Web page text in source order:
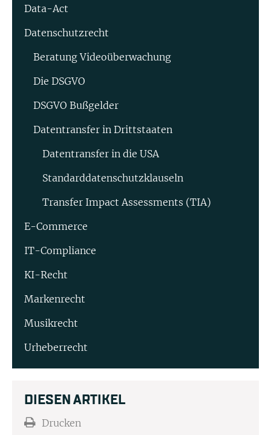
Data-Act
Datenschutzrecht
Beratung Video­überwachung
Die DSGVO
DSGVO Bußgelder
Datentransfer in Drittstaaten
Datentransfer in die USA
Standard­datenschutz­klauseln
Transfer Impact Assessments (TIA)
E-Commerce
IT-Compliance
KI-Recht
Markenrecht
Musikrecht
Urheberrecht
DIESEN ARTIKEL
Drucken